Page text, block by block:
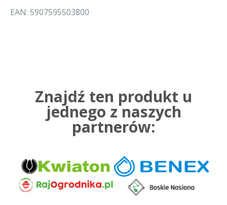
EAN: 5907595503800
Znajdź ten produkt u
jednego z naszych
partnerów: